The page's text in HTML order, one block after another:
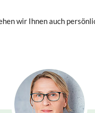
wir Ihnen auch